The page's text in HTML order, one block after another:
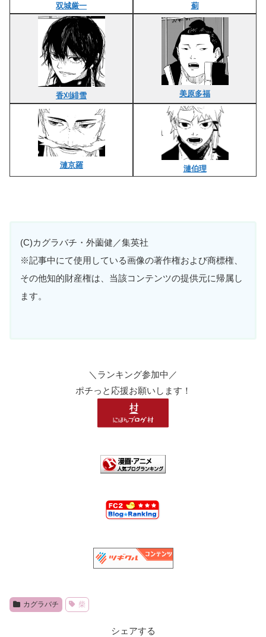
双城厳一 薊
香刈緋雪 美原多福
漣京羅 漣伯理
(C)カグラバチ・外薗健／集英社
※記事中にて使用している画像の著作権および商標権、
その他知的財産権は、当該コンテンツの提供元に帰属し
ます。
＼ランキング参加中／
ポチっと応援お願いします！
カグラバチ 柴
シェアする